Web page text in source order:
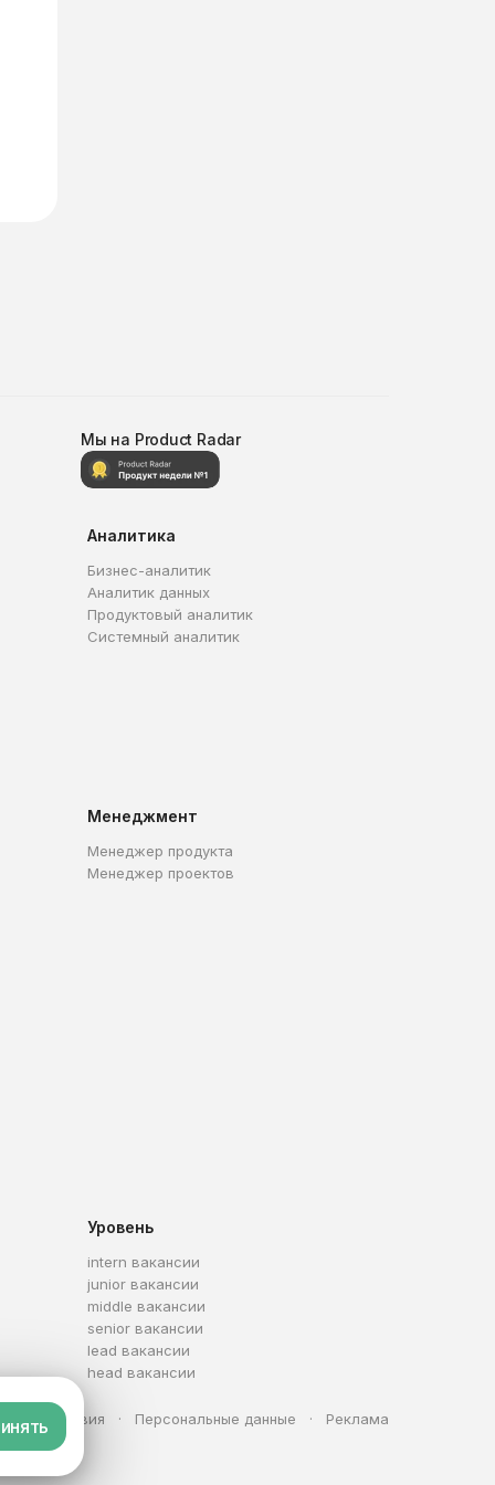
Мы на Product Radar
Аналитика
Бизнес-аналитик
Аналитик данных
Продуктовый аналитик
Системный аналитик
Менеджмент
Менеджер продукта
Менеджер проектов
Уровень
intern вакансии
junior вакансии
middle вакансии
senior вакансии
lead вакансии
head вакансии
Условия Персональные данные Реклама